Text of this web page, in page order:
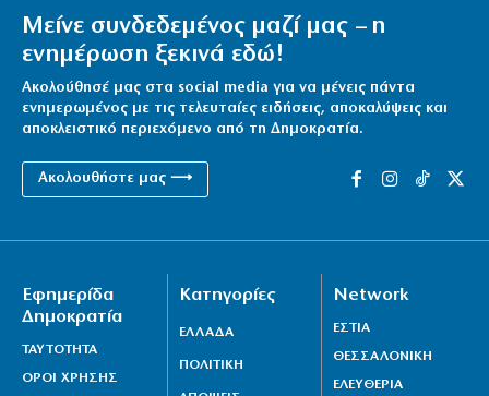
Μείνε συνδεδεμένος μαζί μας – η
ενημέρωση ξεκινά εδώ!
Ακολούθησέ μας στα social media για να μένεις πάντα
ενημερωμένος με τις τελευταίες ειδήσεις, αποκαλύψεις και
αποκλειστικό περιεχόμενο από τη Δημοκρατία.
Ακολουθήστε μας ⟶
Εφημερίδα
Δημοκρατία
ΤΑΥΤΟΤΗΤΑ
ΟΡΟΙ ΧΡΗΣΗΣ
Κατηγορίες
ΕΛΛΑΔΑ
ΠΟΛΙΤΙΚΗ
Network
ΕΣΤΙΑ
ΘΕΣΣΑΛΟΝΙΚΗ
ΕΛΕΥΘΕΡΙΑ